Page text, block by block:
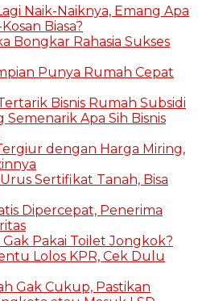
Naik-Naiknya, Emang Apa
Biasa?
Bongkar Rahasia Sukses
Punya Rumah Cepat
Bisnis Rumah Subsidi
Semenarik Apa Sih Bisnis
dengan Harga Miring,
Sertifikat Tanah, Bisa
Dipercepat, Penerima
Pakai Toilet Jongkok?
Lolos KPR, Cek Dulu
Gak Cukup, Pastikan